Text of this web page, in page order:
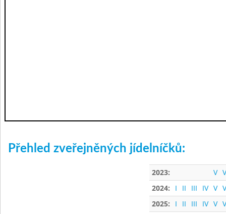
Přehled zveřejněných jídelníčků:
2023: V
2024:
I II III IV V
2025:
I II III IV V